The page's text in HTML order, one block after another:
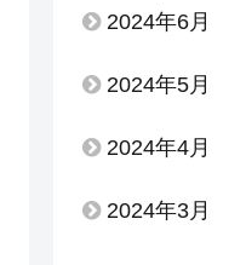
2024年6月
2024年5月
2024年4月
2024年3月